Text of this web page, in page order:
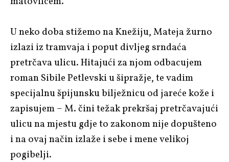
U neko doba stižemo na Knežiju, Mateja žurno
izlazi iz tramvaja i poput divljeg srndaća
pretrčava ulicu. Hitajući za njom odbacujem
roman Sibile Petlevski u šipražje, te vadim
specijalnu špijunsku bilježnicu od jareće kože i
zapisujem – M. čini težak prekršaj pretrčavajući
ulicu na mjestu gdje to zakonom nije dopušteno
i na ovaj način izlaže i sebe i mene velikoj
pogibelji.